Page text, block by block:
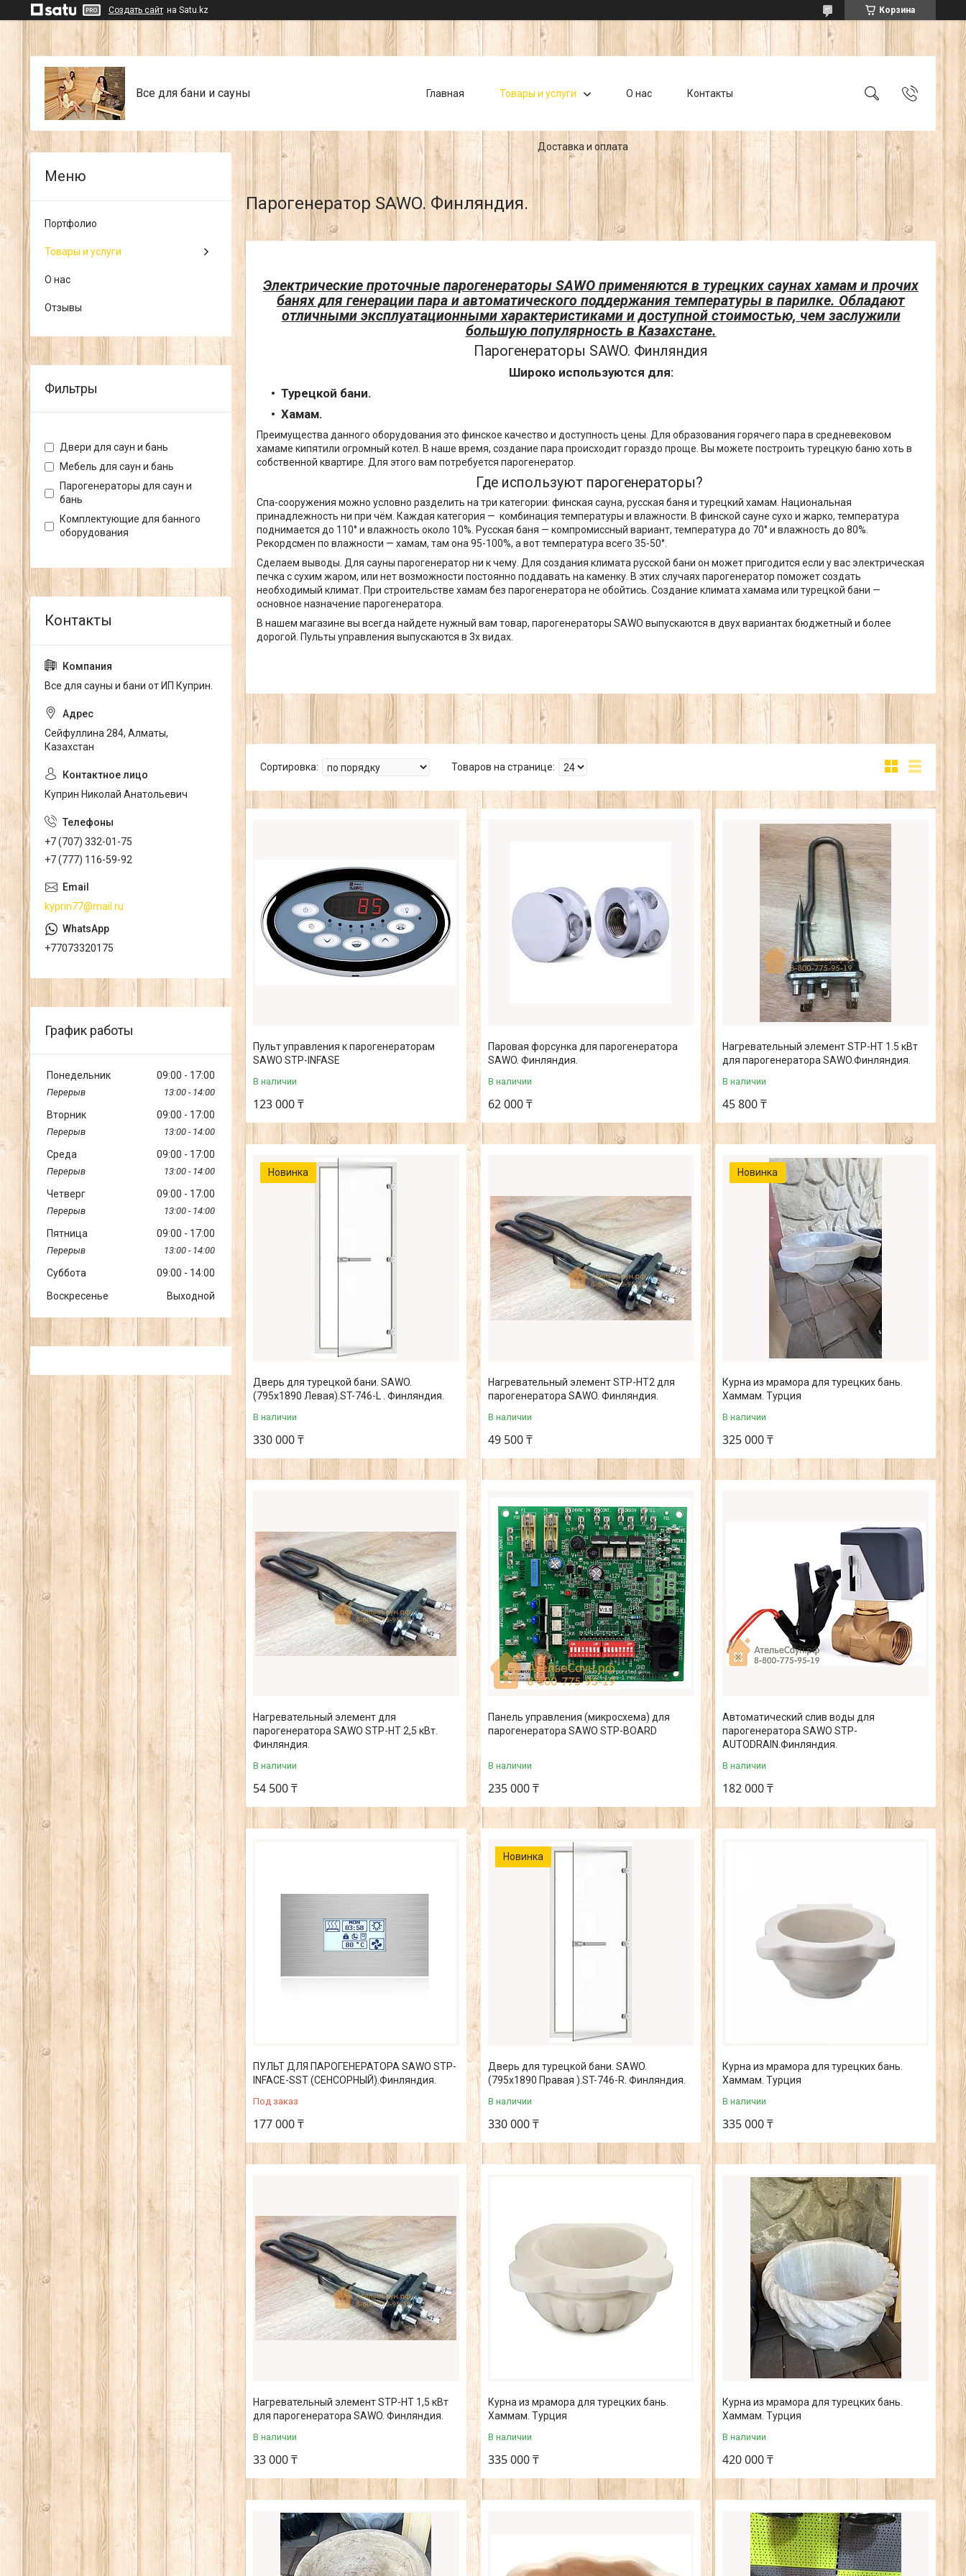
Создать сайт на Satu.kz Корзина
Все для бани и сауны Главная Товары и услуги О нас Контакты
Доставка и оплата
Парогенератор SAWO. Финляндия.
Электрические проточные парогенераторы SAWO применяются в турецких саунах хамам и прочих
банях для генерации пара и автоматического поддержания температуры в парилке. Обладают
отличными эксплуатационными характеристиками и доступной стоимостью, чем заслужили
большую популярность в Казахстане.
Парогенераторы SAWO. Финляндия
Широко используются для:
Турецкой бани.
Хамам.
Преимущества данного оборудования это финское качество и доступность цены. Для образования горячего пара в средневековом
хамаме кипятили огромный котел. В наше время, создание пара происходит гораздо проще. Вы можете построить турецкую баню хоть в
собственной квартире. Для этого вам потребуется парогенератор.
Где используют парогенераторы?
Спа-сооружения можно условно разделить на три категории: финская сауна, русская баня и турецкий хамам. Национальная
принадлежность ни при чём. Каждая категория — комбинация температуры и влажности. В финской сауне сухо и жарко, температура
поднимается до 110° и влажность около 10%. Русская баня — компромиссный вариант, температура до 70° и влажность до 80%.
Рекордсмен по влажности — хамам, там она 95-100%, а вот температура всего 35-50°.
Сделаем выводы. Для сауны парогенератор ни к чему. Для создания климата русской бани он может пригодится если у вас электрическая
печка с сухим жаром, или нет возможности постоянно поддавать на каменку. В этих случаях парогенератор поможет создать
необходимый климат. При строительстве хамам без парогенератора не обойтись. Создание климата хамама или турецкой бани —
основное назначение парогенератора.
В нашем магазине вы всегда найдете нужный вам товар, парогенераторы SAWO выпускаются в двух вариантах бюджетный и более
дорогой. Пульты управления выпускаются в 3х видах.
Пульт управления к парогенераторам
SAWO STP-INFASE
В наличии
123 000 ₸
Паровая форсунка для парогенератора
SAWO. Финляндия.
В наличии
62 000 ₸
Нагревательный элемент STP-HT 1.5 кВт
для парогенератора SAWO.Финляндия.
В наличии
45 800 ₸
Новинка
Дверь для турецкой бани. SAWO.
(795х1890 Левая).ST-746-L . Финляндия.
В наличии
330 000 ₸
Нагревательный элемент STP-HT2 для
парогенератора SAWO. Финляндия.
В наличии
49 500 ₸
Новинка
Курна из мрамора для турецких бань.
Хаммам. Турция
В наличии
325 000 ₸
Нагревательный элемент для
парогенератора SAWO STP-HT 2,5 кВт.
Финляндия.
В наличии
54 500 ₸
Панель управления (микросхема) для
парогенератора SAWO STP-BOARD
В наличии
235 000 ₸
Автоматический слив воды для
парогенератора SAWO STP-
AUTODRAIN.Финляндия.
В наличии
182 000 ₸
ПУЛЬТ ДЛЯ ПАРОГЕНЕРАТОРА SAWO STP-
INFACE-SST (СЕНСОРНЫЙ).Финляндия.
Под заказ
177 000 ₸
Новинка
Дверь для турецкой бани. SAWO.
(795х1890 Правая ).ST-746-R. Финляндия.
В наличии
330 000 ₸
Курна из мрамора для турецких бань.
Хаммам. Турция
В наличии
335 000 ₸
Нагревательный элемент STP-HT 1,5 кВт
для парогенератора SAWO. Финляндия.
В наличии
33 000 ₸
Курна из мрамора для турецких бань.
Хаммам. Турция
В наличии
335 000 ₸
Курна из мрамора для турецких бань.
Хаммам. Турция
В наличии
420 000 ₸
Портфолио
Товары и услуги
О нас
Отзывы
Фильтры
Двери для саун и бань
Мебель для саун и бань
Парогенераторы для саун и
бань
Комплектующие для банного
оборудования
Все для сауны и бани от ИП Куприн.
Сейфуллина 284, Алматы,
Казахстан
Куприн Николай Анатольевич
+7 (707) 332-01-75
+7 (777) 116-59-92
kyprin77@mail.ru
+77073320175
График работы
Понедельник 09:00 17:00
13:00 14:00
Вторник 09:00 17:00
13:00 14:00
Среда 09:00 17:00
13:00 14:00
Четверг 09:00 17:00
13:00 14:00
Пятница 09:00 17:00
13:00 14:00
Суббота 09:00
14:00
Воскресенье
Выходной